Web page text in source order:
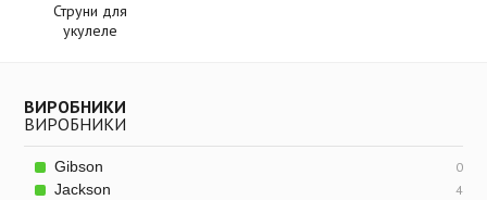
Струни для
укулеле
ВИРОБНИКИ
ВИРОБНИКИ
Gibson 0
Jackson 4